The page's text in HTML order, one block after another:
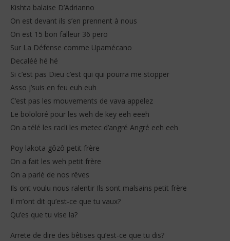
Kishta balaise D’Adrianno
On est devant ils s’en prennent à nous
On est 15 bon falleur 36 pero
Sur La Défense comme Upamécano
Decaléé hé hé
Si c’est pas Dieu c’est qui qui pourra me stopper
Asso j’suis en feu euh euh
C’est pas les mouvements de vava appelez
Le bololoré pour les weh de key eeh eeeh
On a télé les racli les metec d’angré Angré eeh eeh
Poy lakota gôzô petit frère
On a fait les weh petit frère
On a parlé de nos rêves
Ils ont voulu nous ralentir Ils sont malsains petit frère
Il m’ont dit qu’est-ce que tu vaux?
Qu’es que tu vise la?
Arrete de dire des bêtises qu’est-ce que tu dis?